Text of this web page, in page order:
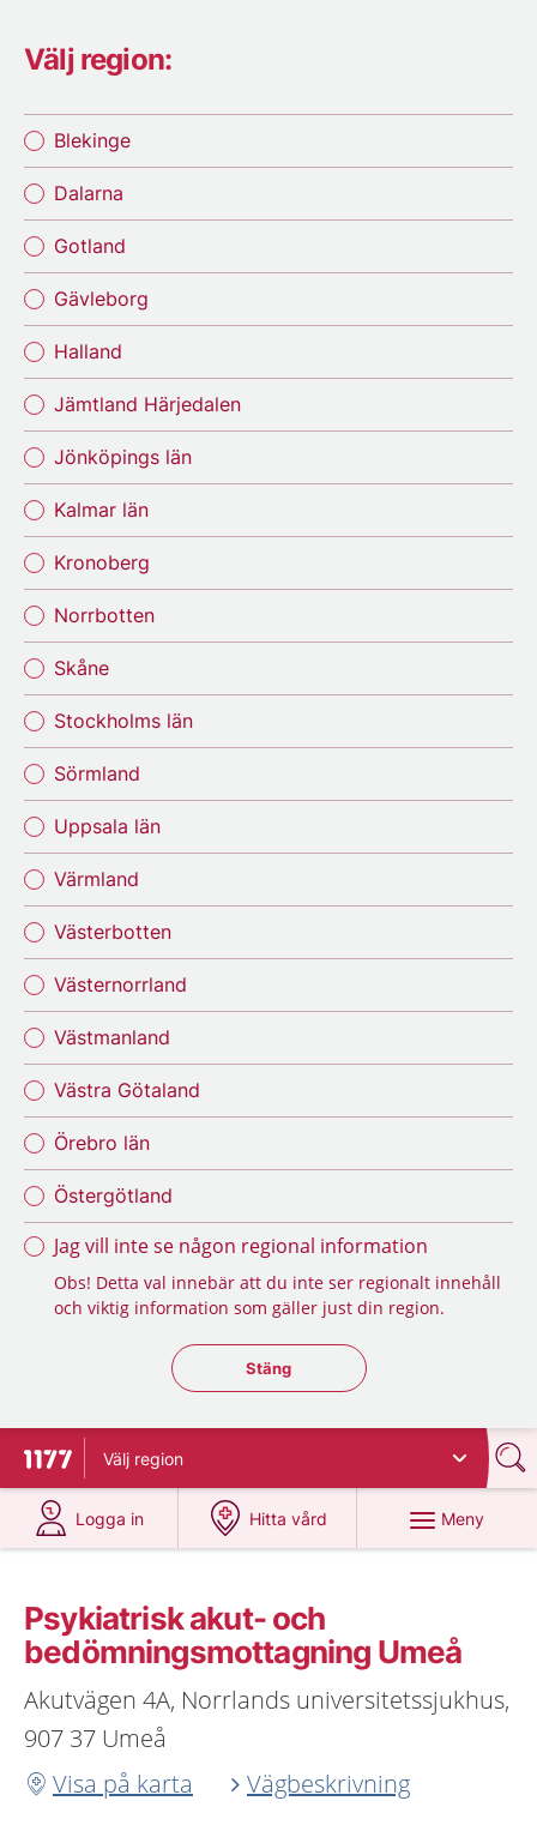
Välj region:
Blekinge
Dalarna
Gotland
Gävleborg
Halland
Jämtland Härjedalen
Jönköpings län
Kalmar län
Kronoberg
Norrbotten
Skåne
Stockholms län
Sörmland
Uppsala län
Värmland
Västerbotten
Västernorrland
Västmanland
Västra Götaland
Örebro län
Östergötland
Jag vill inte se någon regional information
Obs! Detta val innebär att du inte ser regionalt innehåll
och viktig information som gäller just din region.
Stäng regionsväljaren
Stäng
Till startsidan för 1177
Välj region
Logga in
på 1177.se
Hitta vård
på 1177.se
Meny
Psykiatrisk akut- och
bedömningsmottagning Umeå
Akutvägen 4A, Norrlands universitetssjukhus,
907 37 Umeå
Visa på karta
Vägbeskrivning